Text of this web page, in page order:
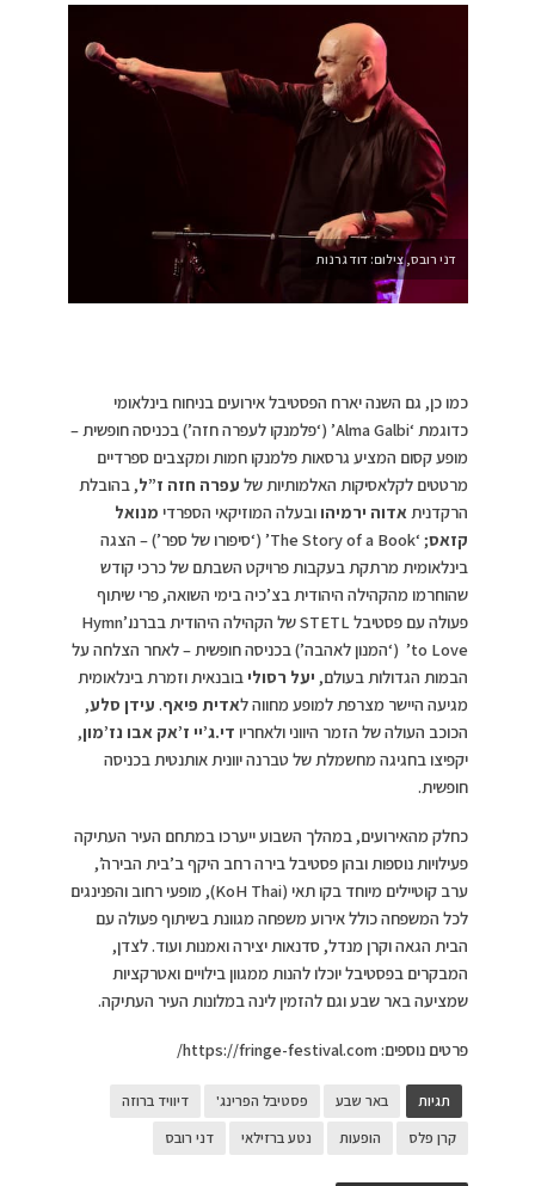
דני רובס, צילום: דוד גרנות
כמו כן, גם השנה יארח הפסטיבל אירועים בניחוח בינלאומי
כדוגמת ‘Alma Galbi’ (‘פלמנקו לעפרה חזה’) בכניסה חופשית –
מופע קסום המציע גרסאות פלמנקו חמות ומקצבים ספרדיים
מרטטים לקלאסיקות האלמותיות של עפרה חזה ז”ל, בהובלת
הרקדניתאדוה ירמיהו ובעלה המוזיקאי הספרדי מנואל
קזאס
; ‘The Story of a Book’ (‘סיפורו של ספר’) – הצגה
בינלאומית מרתקת בעקבות פרויקט השבתם של כרכי קודש
שהוחרמו מהקהילה היהודית בצ’כיה בימי השואה, פרי שיתוף
פעולה עם פסטיבל STETL של הקהילה היהודית בברנו.’Hymn
to Love’ (‘המנון לאהבה’) בכניסה חופשית – לאחר הצלחה על
הבמות הגדולות בעולם, יעל רסולי בובנאית וזמרת בינלאומית
מגיעה היישר מצרפת למופע מחווה לאדית פיאף. עידן סלע,
הכוכב העולה של הזמר היווני ולאחריו די.ג’יי ז’אק אבו נז’מון,
יקפיצו בחגיגה מחשמלת של טברנה יוונית אותנטית בכניסה
חופשית.
כחלק מהאירועים, במהלך השבוע ייערכו במתחם העיר העתיקה
פעילויות נוספות ובהן פסטיבל בירה רחב היקף ב’בית הבירה’,
ערב קוטיילים מיוחד בקו תאי (KoH Thai), מופעי רחוב והפנינגים
לכל המשפחה כולל אירוע משפחה מגוונת בשיתוף פעולה עם
הבית הגאה וקרן מנדל, סדנאות יצירה ואמנות ועוד. לצדן,
המבקרים בפסטיבל יוכלו להנות ממגוון בילויים ואטרקציות
שמציעה באר שבע וגם להזמין לינה במלונות העיר העתיקה.
פרטים נוספים: https://fringe-festival.com/
תגיות באר שבע פסטיבל הפרינג'
דיוויד ברוזה
קרן פלס
הופעות נטע ברזילאי דני רובס